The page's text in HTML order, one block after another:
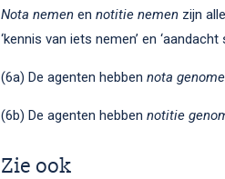
Nota nemen en notitie nemen zijn
‘kennis van iets nemen’ en ‘aandacht
(6a) De agenten hebben nota
(6b) De agenten hebben notitie
Zie ook